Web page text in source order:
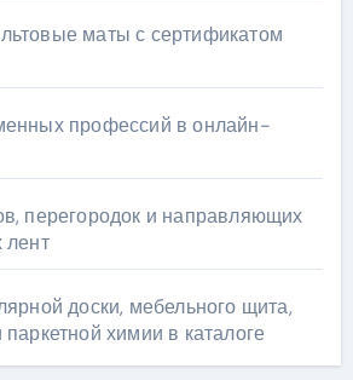
маты с сертификатом
профессий в онлайн-
перегородок и направляющих
лент
доски, мебельного щита,
химии в каталоге